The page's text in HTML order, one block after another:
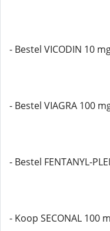
- Bestel VICODIN 10
- Bestel VIAGRA 100
- Bestel FENTANYL-
- Koop SECONAL 100